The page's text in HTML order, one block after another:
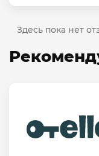
Здесь пока нет